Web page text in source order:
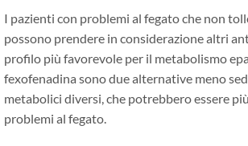
I pazienti con problemi al fegato che non
possono prendere in considerazione altri
profilo più favorevole per il metabolismo
fexofenadina sono due alternative meno
metabolici diversi, che potrebbero essere
problemi al fegato.